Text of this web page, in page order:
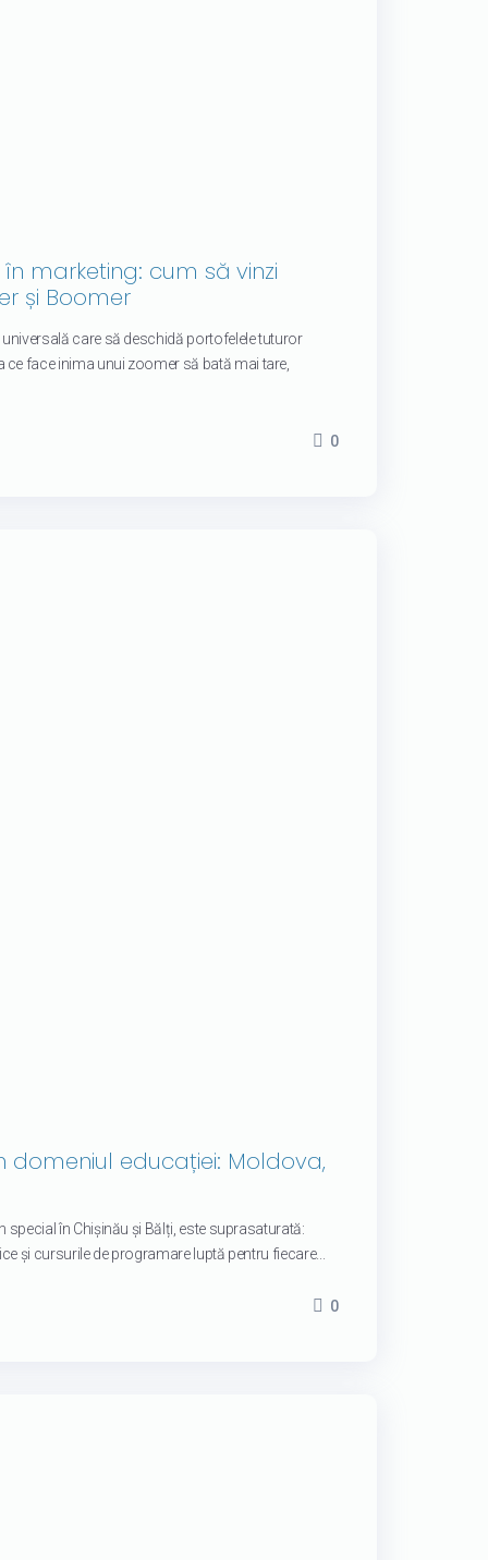
marketing: cum să vinzi
și Boomer
care să deschidă portofelele tuturor
face inima unui zoomer să bată mai tare,
0
domeniul educației: Moldova,
special în Chișinău și Bălți, este suprasaturată:
și cursurile de programare luptă pentru fiecare...
0